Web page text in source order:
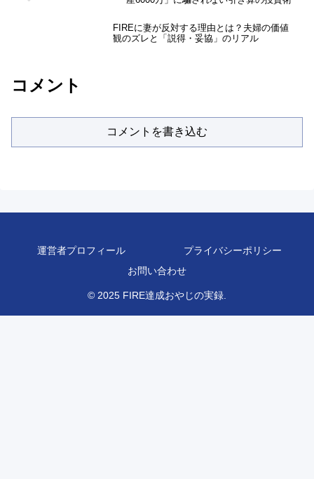
FIREに妻が反対する理由とは？夫婦の価値
観のズレと「説得・妥協」のリアル
コメント
コメントを書き込む
運営者プロフィール
プライバシーポリシー
お問い合わせ
© 2025 FIRE達成おやじの実録.